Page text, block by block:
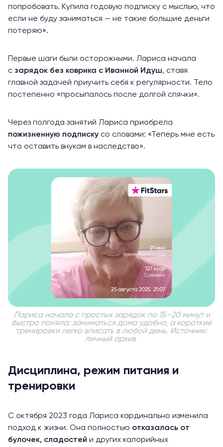
попробовать. Купила годовую подписку с мыслью, что
если не буду заниматься — не такие большие деньги
потеряю».
Первые шаги были осторожными. Лариса начала
с зарядок без коврика с Иванной Идуш, ставя
главной задачей приучить себя к регулярности. Тело
постепенно «просыпалось после долгой спячки».
Через полгода занятий Лариса приобрела
пожизненную подписку со словами: «Теперь мне есть
что оставить внукам в наследство».
Лариса начала с простых зарядок по 15–20 минут и
быстро поняла: заниматься дома удобно, а короткие
тренировки легко вписать в любой день. Источник:
личный архив
Дисциплина, режим питания и
тренировки
С октября 2023 года Лариса кардинально изменила
подход к жизни. Она полностью отказалась от
булочек, сладостей и других калорийных